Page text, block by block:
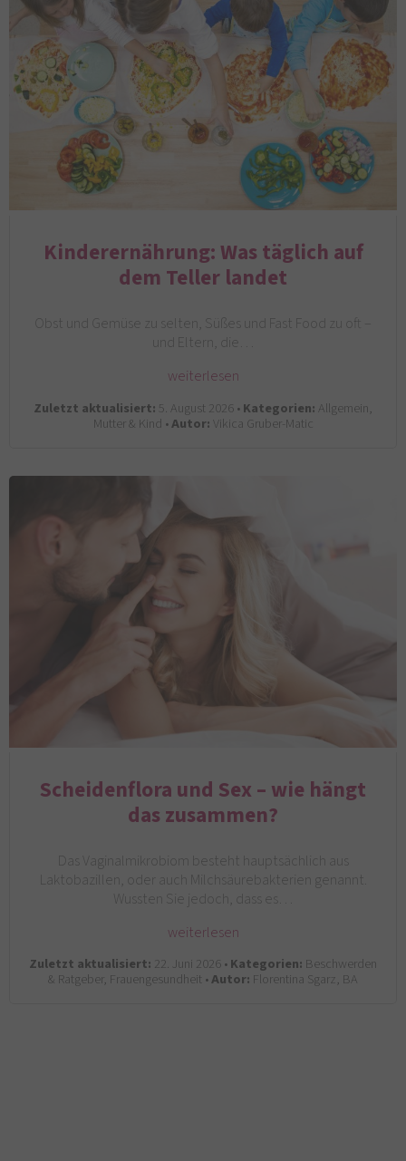
Kinderernährung: Was täglich auf
dem Teller landet
Obst und Gemüse zu selten, Süßes und Fast Food zu oft –
und Eltern, die…
weiterlesen
Zuletzt aktualisiert: 5. August 2026 •Kategorien: Allgemein,
Mutter & Kind •Autor:Vikica Gruber-Matic
Scheidenflora und Sex – wie hängt
das zusammen?
Das Vaginalmikrobiom besteht hauptsächlich aus
Laktobazillen, oder auch Milchsäurebakterien genannt.
Wussten Sie jedoch, dass es…
weiterlesen
Zuletzt aktualisiert: 22. Juni 2026 •Kategorien: Beschwerden
& Ratgeber, Frauengesundheit •Autor: Florentina Sgarz, BA